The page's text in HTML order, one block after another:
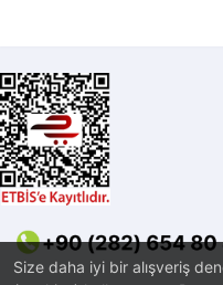
Size daha iyi bir alışveriş